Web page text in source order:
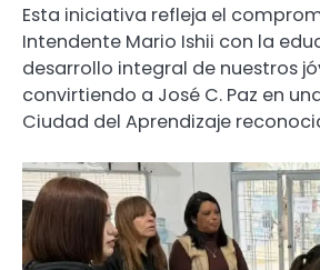
Esta iniciativa refleja el
Intendente Mario Ishii con la
desarrollo integral de nuestros
convirtiendo a José C. Paz en
Ciudad del Aprendizaje